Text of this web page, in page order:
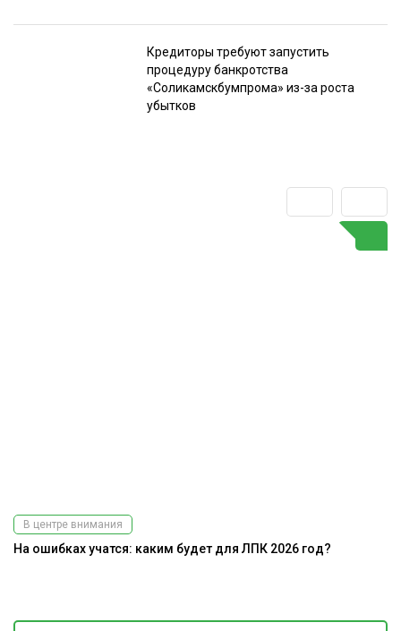
Кредиторы требуют запустить
процедуру банкротства
«Соликамскбумпрома» из-за роста
убытков
В центре внимания
На ошибках учатся: каким будет для ЛПК 2026 год?